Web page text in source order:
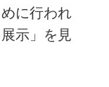
に行われ
示」を見